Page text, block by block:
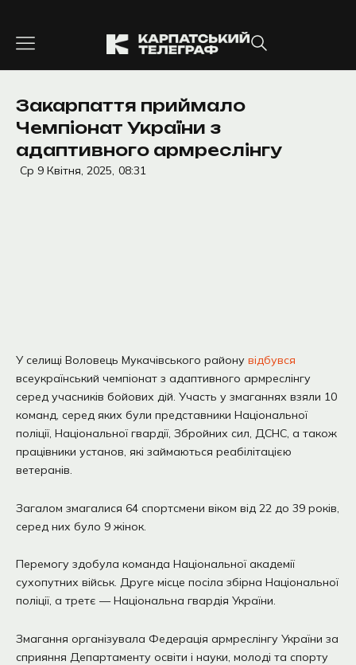
вмісту
Закарпаття приймало
Чемпіонат України з
адаптивного армреслінгу
Ср 9 Квітня, 2025, 08:31
У селищі Воловець Мукачівського району відбувся
всеукраїнський чемпіонат з адаптивного армреслінгу
серед учасників бойових дій. Участь у змаганнях взяли 10
команд, серед яких були представники Національної
поліції, Національної гвардії, Збройних сил, ДСНС, а також
працівники установ, які займаються реабілітацією
ветеранів.
Загалом змагалися 64 спортсмени віком від 22 до 39 років,
серед них було 9 жінок.
Перемогу здобула команда Національної академії
сухопутних військ. Друге місце посіла збірна Національної
поліції, а третє — Національна гвардія України.
Змагання організувала Федерація армреслінгу України за
сприяння Департаменту освіти і науки, молоді та спорту